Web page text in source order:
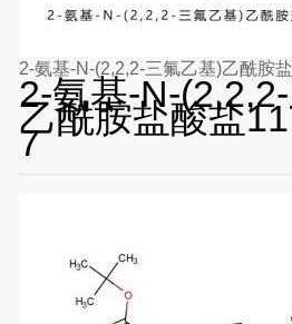
2-氨基-N-(2,2,2-三氟乙基)乙酰胺
2-氨基-N-
乙酰胺盐酸盐
7